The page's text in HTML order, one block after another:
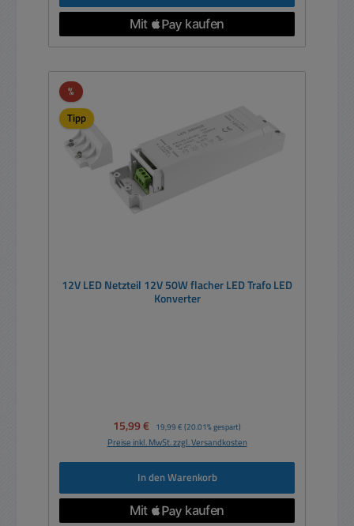
%Rabatt
Tipp
12V LED Netzteil 12V 50W flacher LED Trafo LED
Konverter
Verkaufspreis:
15,99 € Regulärer Preis:
19,99 € (20.01% gespart)
Preise inkl. MwSt. zzgl. Versandkosten
In den Warenkorb